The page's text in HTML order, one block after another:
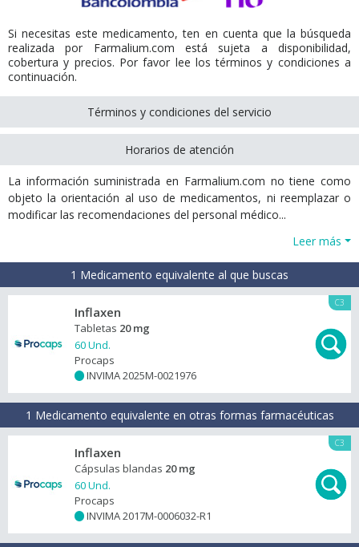
Si necesitas este medicamento, ten en cuenta que la búsqueda
realizada por Farmalium.com está sujeta a disponibilidad,
cobertura y precios. Por favor lee los términos y condiciones a
continuación.
Términos y condiciones del servicio
Horarios de atención
La información suministrada en Farmalium.com no tiene como
objeto la orientación al uso de medicamentos, ni reemplazar o
modificar las recomendaciones del personal médico...
Leer más
1 Medicamento equivalente al que buscas
C3
Inflaxen
Tabletas 20 mg
60 Und.
Procaps
INVIMA 2025M-0021976
1 Medicamento equivalente en otras formas farmacéuticas
C3
Inflaxen
Cápsulas blandas 20 mg
60 Und.
Procaps
INVIMA 2017M-0006032-R1